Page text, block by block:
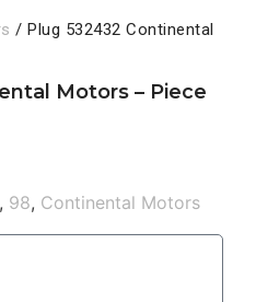
/ Plug 532432 Continental
Motors – Piece
, 98, Continental Motors